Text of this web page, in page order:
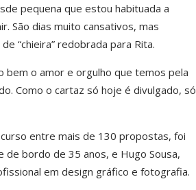
pequena que estou habituada a
São dias muito cansativos, mas
“chieira” redobrada para Rita.
bem o amor e orgulho que temos pela
Como o cartaz só hoje é divulgado, só
entre mais de 130 propostas, foi
bordo de 35 anos, e Hugo Sousa,
em design gráfico e fotografia.